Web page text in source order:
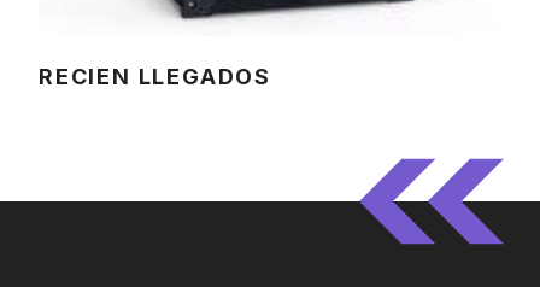
RECIEN LLEGADOS